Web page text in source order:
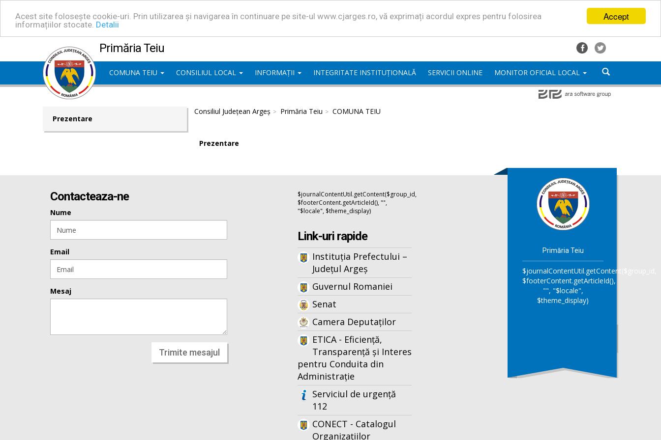
Accept
Acest site folosește cookie-uri. Prin utilizarea și navigarea în continuare pe site-ul www.cjarges.ro, vă exprimați acordul expres pentru folosirea
informațiilor stocate. Detalii
Primăria Teiu
COMUNA TEIU CONSILIUL LOCAL INFORMAȚII INTEGRITATE INSTITUȚIONALĂ SERVICII ONLINE MONITOR OFICIAL LOCAL
Prezentare
Consiliul Județean Argeș Primăria Teiu COMUNA TEIU
Prezentare
Contacteaza-ne
Nume
Email
Mesaj
Trimite mesajul
$journalContentUtil.getContent($group_id,
$footerContent.getArticleId(), "",
"$locale", $theme_display)
Link-uri rapide
Instituția Prefectului –
Județul Argeș
Guvernul Romaniei
Senat
Camera Deputaților
ETICA - Eficiență,
Transparență și Interes
pentru Conduita din
Administrație
Serviciul de urgență
112
CONECT - Catalogul
Organizațiilor
Primăria Teiu
$journalContentUtil.getContent($group_id,
$footerContent.getArticleId(),
"", "$locale",
$theme_display)